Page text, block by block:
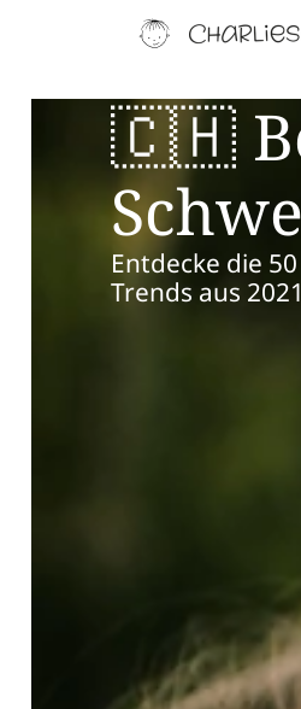
🇨🇭
Entdecke die
Trends aus 2021